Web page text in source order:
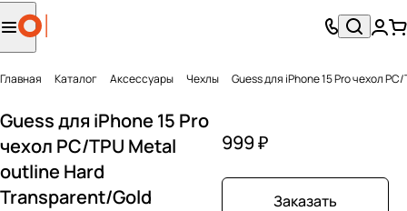
Главная Каталог Аксесcуары Чехлы Guess для iPhone 15 Pro чехол
Guess для iPhone 15 Pro
чехол PC/TPU Metal
outline Hard
Transparent/Gold
999 ₽
Заказать